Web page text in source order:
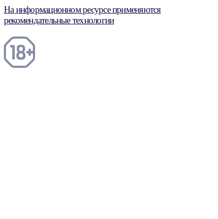
На информационном ресурсе применяются
рекомендательные технологии